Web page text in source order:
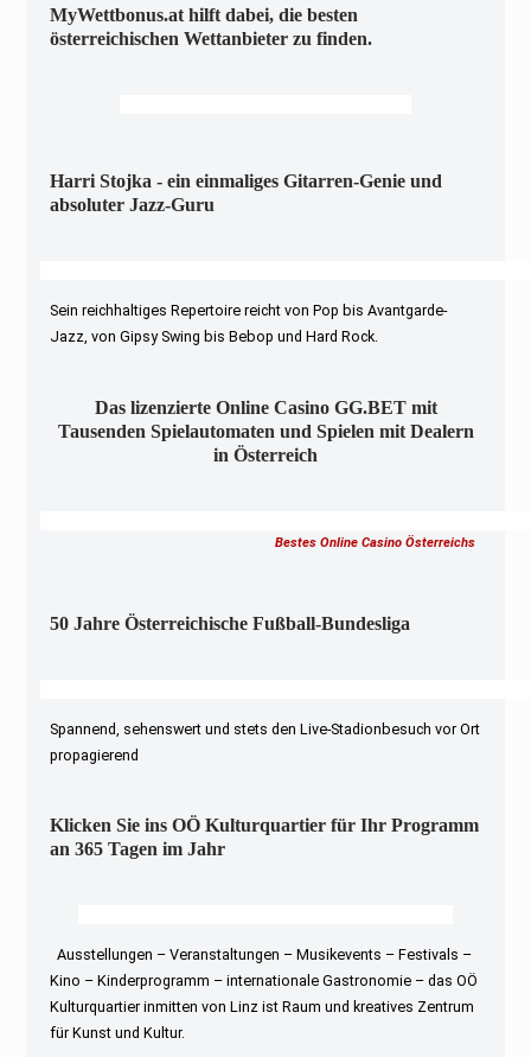
MyWettbonus.at hilft dabei, die besten
österreichischen Wettanbieter zu finden.
Harri Stojka - ein einmaliges Gitarren-Genie und
absoluter Jazz-Guru
Sein reichhaltiges Repertoire reicht von Pop bis Avantgarde-
Jazz, von Gipsy Swing bis Bebop und Hard Rock.
Das lizenzierte Online Casino GG.BET mit
Tausenden Spielautomaten und Spielen mit Dealern
in Österreich
Bestes Online Casino Österreichs
50 Jahre Österreichische Fußball-Bundesliga
Spannend, sehenswert und stets den Live-Stadionbesuch vor Ort
propagierend
Klicken Sie ins OÖ Kulturquartier für Ihr Programm
an 365 Tagen im Jahr
Ausstellungen – Veranstaltungen – Musikevents – Festivals –
Kino – Kinderprogramm – internationale Gastronomie – das OÖ
Kulturquartier inmitten von Linz ist Raum und kreatives Zentrum
für Kunst und Kultur.